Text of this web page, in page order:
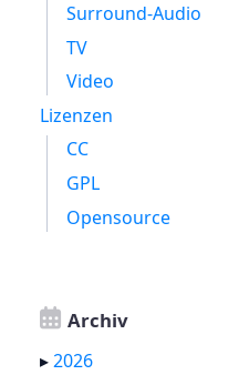
Surround-Audio
TV
Video
Lizenzen
CC
GPL
Opensource
Archiv
▸2026